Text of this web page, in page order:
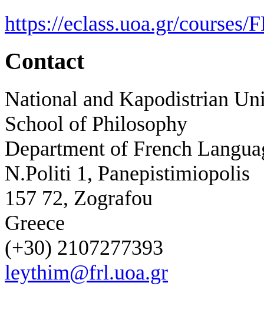
https://eclass.uoa.gr/courses/
Contact
National and Kapodistrian
School of Philosophy
Department of French
N.Politi 1, Panepistimiopolis
157 72, Zografou
Greece
(+30) 2107277393
leythim@frl.uoa.gr